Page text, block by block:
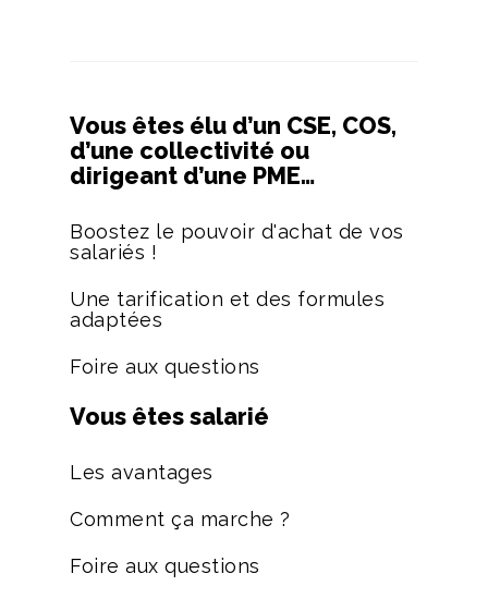
Vous êtes élu d’un CSE, COS,
d’une collectivité ou
dirigeant d’une PME…
Boostez le pouvoir d'achat de vos
salariés !
Une tarification et des formules
adaptées
Foire aux questions
Vous êtes salarié
Les avantages
Comment ça marche ?
Foire aux questions